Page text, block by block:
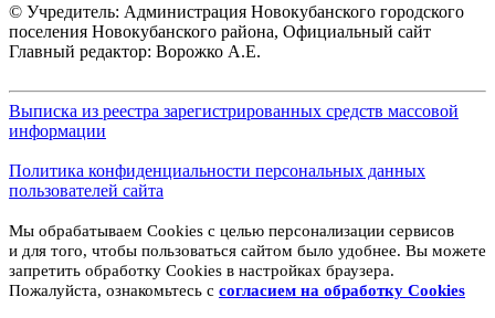
© Учредитель: Администрация Новокубанского городского
поселения Новокубанского района, Официальный сайт
Главный редактор: Ворожко А.Е.
Выписка из реестра зарегистрированных средств массовой
информации
Политика конфиденциальности персональных данных
пользователей сайта
Мы обрабатываем Cookies с целью персонализации сервисов
и для того, чтобы пользоваться сайтом было удобнее. Вы можете
запретить обработку Cookies в настройках браузера.
Пожалуйста, ознакомьтесь с согласием на обработку Cookies